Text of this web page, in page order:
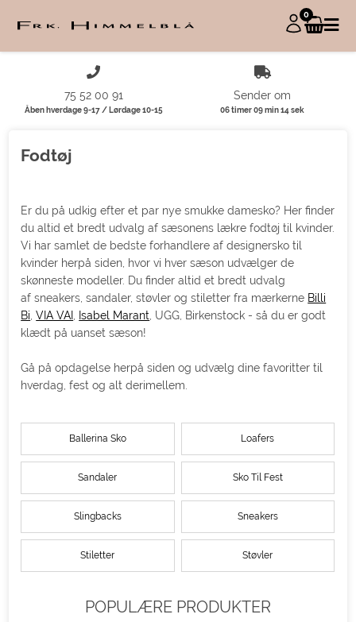
0
75 52 00 91
Åben hverdage 9-17 / Lørdage 10-15
Sender om
06 timer 09 min 13 sek
Fodtøj
Er du på udkig efter et par nye smukke damesko? Her finder
du altid et bredt udvalg af sæsonens lækre fodtøj til kvinder.
Vi har samlet de bedste forhandlere af designersko til
kvinder herpå siden, hvor vi hver sæson udvælger de
skønneste modeller. Du finder altid et bredt udvalg
af sneakers, sandaler, støvler og stiletter fra mærkerne Billi
Bi ,VIA VAI Isabel Marant , UGG, Birkenstock - så du er godt
klædt på uanset sæson!
Gå på opdagelse herpå siden og udvælg dine favoritter til
hverdag, fest og alt derimellem.
Ballerina Sko Loafers
Sandaler Sko Til Fest
Slingbacks Sneakers
Stiletter Støvler
POPULÆRE PRODUKTER